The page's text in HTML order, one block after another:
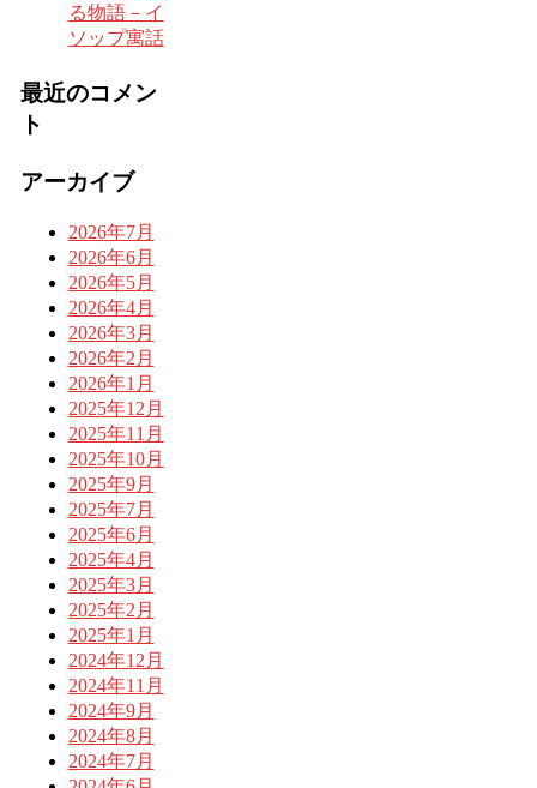
る物語－イ
ソップ寓話
最近のコメン
ト
アーカイブ
2026年7月
2026年6月
2026年5月
2026年4月
2026年3月
2026年2月
2026年1月
2025年12月
2025年11月
2025年10月
2025年9月
2025年7月
2025年6月
2025年4月
2025年3月
2025年2月
2025年1月
2024年12月
2024年11月
2024年9月
2024年8月
2024年7月